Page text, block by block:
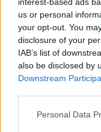
us or personal
your opt-out. You
disclosure of your
IAB’s list of
also be disclosed by
Downstream
Personal Data